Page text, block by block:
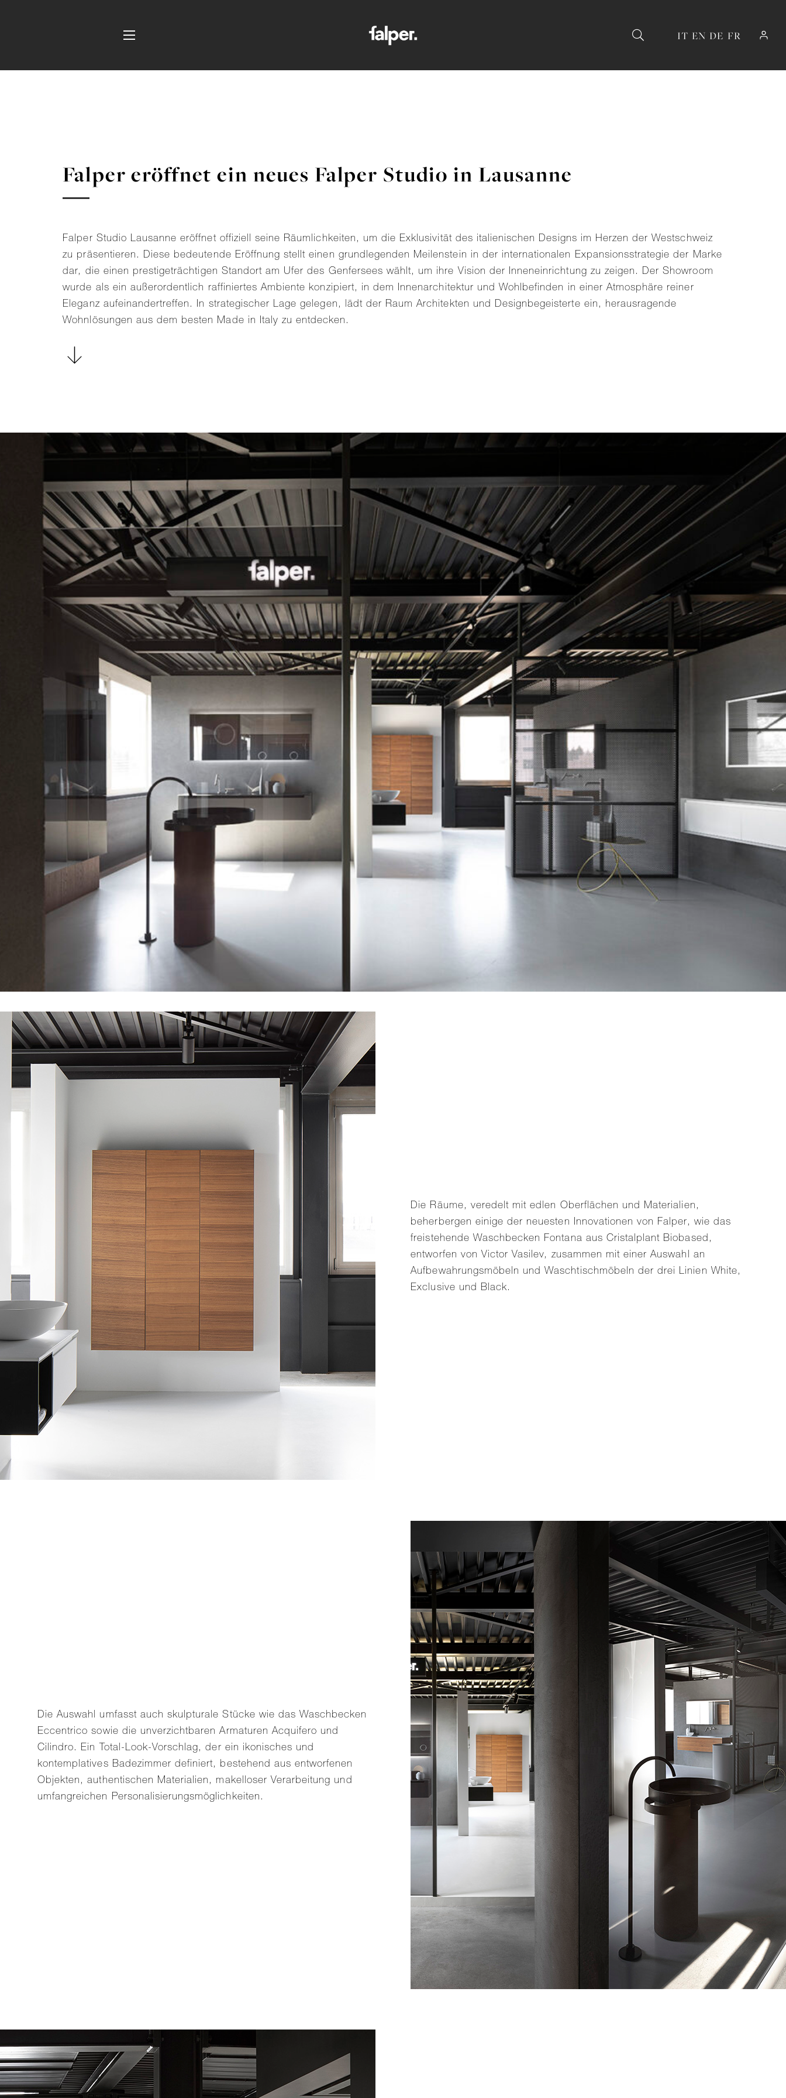
IT EN DE FR
Falper eröffnet ein neues Falper Studio in Lausanne
Falper Studio Lausanne eröffnet offiziell seine Räumlichkeiten, um die Exklusivität des italienischen Designs im Herzen der Westschweiz
zu präsentieren. Diese bedeutende Eröffnung stellt einen grundlegenden Meilenstein in der internationalen Expansionsstrategie der Marke
dar, die einen prestigeträchtigen Standort am Ufer des Genfersees wählt, um ihre Vision der Inneneinrichtung zu zeigen. Der Showroom
wurde als ein außerordentlich raffiniertes Ambiente konzipiert, in dem Innenarchitektur und Wohlbefinden in einer Atmosphäre reiner
Eleganz aufeinandertreffen. In strategischer Lage gelegen, lädt der Raum Architekten und Designbegeisterte ein, herausragende
Wohnlösungen aus dem besten Made in Italy zu entdecken.
Die Räume, veredelt mit edlen Oberflächen und Materialien,
beherbergen einige der neuesten Innovationen von Falper, wie das
freistehende Waschbecken Fontana aus Cristalplant Biobased,
entworfen von Victor Vasilev, zusammen mit einer Auswahl an
Aufbewahrungsmöbeln und Waschtischmöbeln der drei Linien White,
Exclusive und Black.
Die Auswahl umfasst auch skulpturale Stücke wie das Waschbecken
Eccentrico sowie die unverzichtbaren Armaturen Acquifero und
Cilindro. Ein Total-Look-Vorschlag, der ein ikonisches und
kontemplatives Badezimmer definiert, bestehend aus entworfenen
Objekten, authentischen Materialien, makelloser Verarbeitung und
umfangreichen Personalisierungsmöglichkeiten.